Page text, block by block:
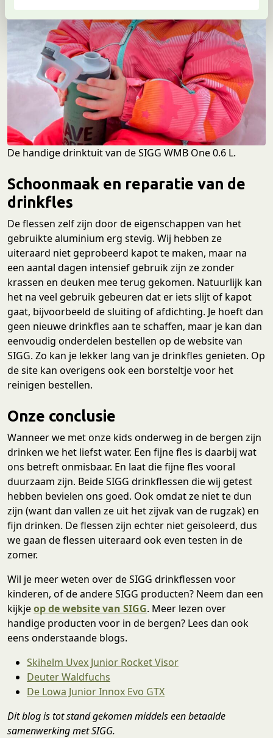
t
De handige drinktuit van de SIGG WMB One 0.6 L.
Schoonmaak en reparatie van de
drinkfles
De flessen zelf zijn door de eigenschappen van het
gebruikte aluminium erg stevig. Wij hebben ze
uiteraard niet geprobeerd kapot te maken, maar na
een aantal dagen intensief gebruik zijn ze zonder
krassen en deuken mee terug gekomen. Natuurlijk kan
het na veel gebruik gebeuren dat er iets slijt of kapot
gaat, bijvoorbeeld de sluiting of afdichting. Je hoeft dan
geen nieuwe drinkfles aan te schaffen, maar je kan dan
eenvoudig onderdelen bestellen op de website van
SIGG. Zo kan je lekker lang van je drinkfles genieten. Op
de site kan overigens ook een borsteltje voor het
reinigen bestellen.
Onze conclusie
Wanneer we met onze kids onderweg in de bergen zijn
drinken we het liefst water. Een fijne fles is daarbij wat
ons betreft onmisbaar. En laat die fijne fles vooral
duurzaam zijn. Beide SIGG drinkflessen die wij getest
hebben bevielen ons goed. Ook omdat ze niet te dun
zijn (want dan vallen ze uit het zijvak van de rugzak) en
fijn drinken. De flessen zijn echter niet geïsoleerd, dus
we gaan de flessen uiteraard ook even testen in de
zomer.
Wil je meer weten over de SIGG drinkflessen voor
kinderen, of de andere SIGG producten? Neem dan een
kijkjeop de website van SIGG. Meer lezen over
handige producten voor in de bergen? Lees dan ook
eens onderstaande blogs.
Skihelm Uvex Junior Rocket Visor
Deuter Waldfuchs
De Lowa Junior Innox Evo GTX
Dit blog is tot stand gekomen middels een betaalde
samenwerking met SIGG.